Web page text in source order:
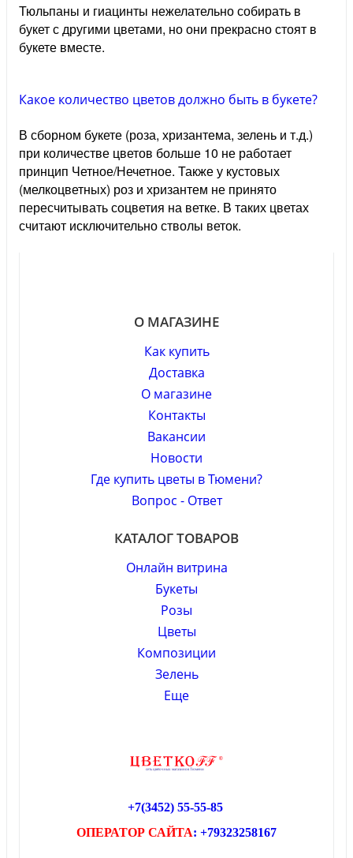
Тюльпаны и гиацинты нежелательно собирать в
букет с другими цветами, но они прекрасно стоят в
букете вместе.
Какое количество цветов должно быть в букете?
В сборном букете (роза, хризантема, зелень и т.д.)
при количестве цветов больше 10 не работает
принцип Четное/Нечетное. Также у кустовых
(мелкоцветных) роз и хризантем не принято
пересчитывать соцветия на ветке. В таких цветах
считают исключительно стволы веток.
О МАГАЗИНЕ
Как купить
Доставка
О магазине
Контакты
Вакансии
Новости
Где купить цветы в Тюмени?
Вопрос - Ответ
КАТАЛОГ ТОВАРОВ
Онлайн витрина
Букеты
Розы
Цветы
Композиции
Зелень
Еще
+7(3452) 55-55-85
ОПЕРАТОР САЙТА: +79323258167